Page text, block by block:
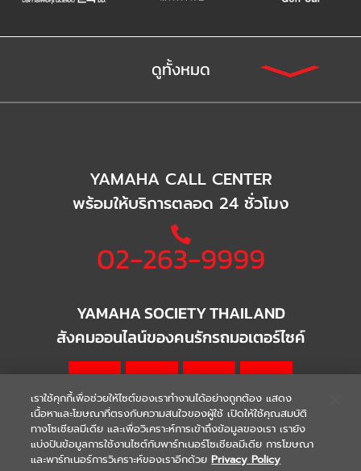
ดูทั้งหมด
YAMAHA CALL CENTER
พร้อมให้บริการตลอด 24 ชั่วโมง
02-263-9999
YAMAHA SOCIETY THAILAND
สังคมออนไลน์ของคนรักรถมอเตอร์ไซค์
WARRANTY | Terms & Conditions
เราใช้คุกกี้เพื่อช่วยให้ไซต์ของเราทำงานได้อย่างถูกต้อง แสดง
เนื้อหาและโฆษณาที่ตรงกับความสนใจของผู้ใช้ เปิดให้ใช้คุณสมบัติ
ทางโซเชียลมีเดีย และเพื่อวิเคราะห์การเข้าถึงข้อมูลของเรา เรายัง
แบ่งปันข้อมูลการใช้งานไซต์กับพาร์ทเนอร์โซเชียลมีเดีย การโฆษณา
และพาร์ทเนอร์การวิเคราะห์ของเราอีกด้วย Privacy Policy